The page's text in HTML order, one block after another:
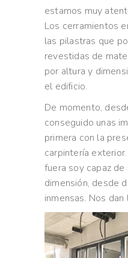
estamos muy
Los cerramientos
las pilastras que
revestidas de
por altura y
el edificio.
De momento,
conseguido unas
primera con la
carpintería
fuera soy capaz
dimensión, desde
inmensas. Nos